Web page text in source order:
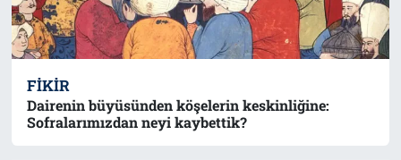
FIKIR
Dairenin büyüsünden köşelerin keskinliğine:
Sofralarımızdan neyi kaybettik?